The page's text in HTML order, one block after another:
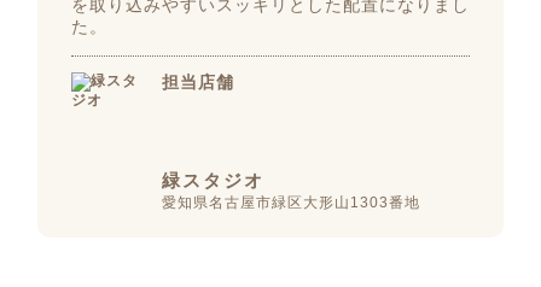
を取り込みやすいスッキリとした配置になりまし
た。
担当店舗
緑スタジオ
愛知県名古屋市緑区大形山1303番地